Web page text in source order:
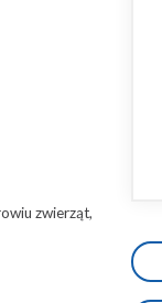
zwierząt,